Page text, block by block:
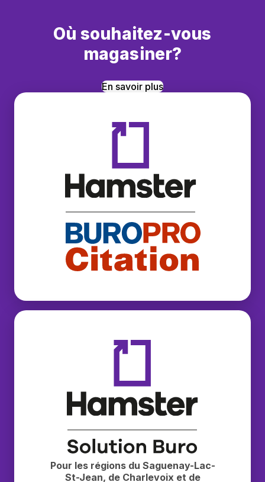
Où souhaitez-vous
magasiner?
En savoir plus
Hamster — Solution Buro
Pour les régions du Saguenay-Lac-
St-Jean, de Charlevoix et de